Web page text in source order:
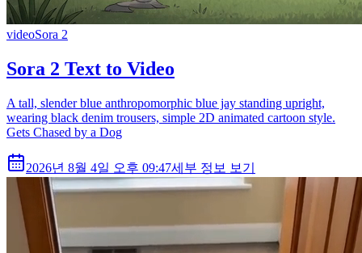
videoSora 2
Sora 2 Text to Video
A tall, slender blue anthropomorphic blue jay standing upright,
wearing black denim trousers, simple 2D animated cartoon style.
Gets Chased by a Dog
2026년 8월 4일 오후 09:47세부 정보 보기